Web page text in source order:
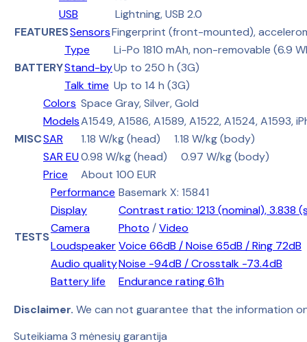
USB
Lightning, USB 2.0
FEATURESSensorsFingerprint (front-mounted),
BATTERY
Type
Li-Po 1810 mAh, non-removable (6.9
Stand-byUp to 250 h (3G)
Talk time Up to 14 h (3G)
MISC
Colors Space Gray, Silver, Gold
ModelsA1549, A1586, A1589, A1522, A1524, A1593,
SAR
1.18 W/kg (head) 1.18 W/kg (body)
SAR EU0.98 W/kg (head) 0.97 W/kg (body)
Price
About 100 EUR
TESTS
Performance Basemark X: 15841
Display
Contrast ratio: 1213 (nominal), 3.838
Camera
Photo /Video
LoudspeakerVoice 66dB / Noise 65dB / Ring 72dB
Audio qualityNoise -94dB / Crosstalk -73.4dB
Battery life
Endurance rating 61h
Disclaimer. We can not guarantee that the information
Suteikiama 3 mėnesių garantija